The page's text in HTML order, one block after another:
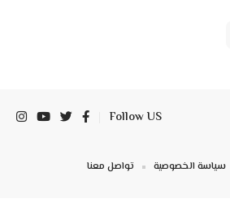
Follow US
سياسة الخصوصية تواصل معنا